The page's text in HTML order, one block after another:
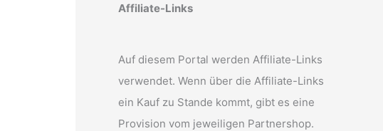
Affiliate-Links
Auf diesem Portal werden Affiliate-Links
verwendet. Wenn über die Affiliate-Links
ein Kauf zu Stande kommt, gibt es eine
Provision vom jeweiligen Partnershop.